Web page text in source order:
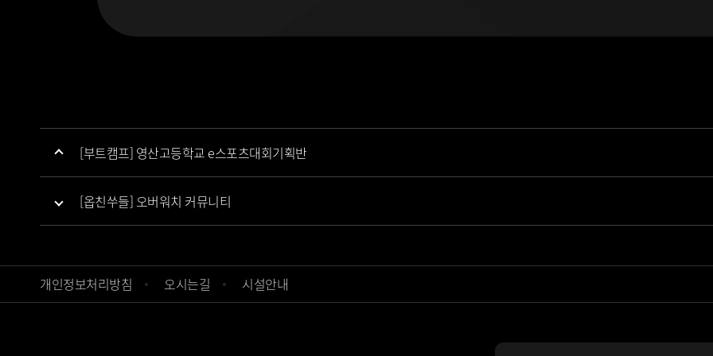
[부트캠프] 영산고등학교 e스포츠대회기획반
[옵친쑤들] 오버워치 커뮤니티
개인정보처리방침 오시는길 시설안내